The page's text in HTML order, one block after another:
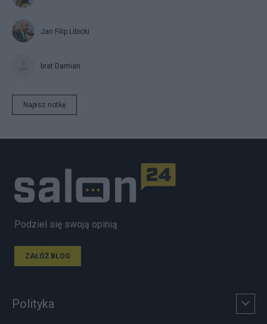
Jan Filip Libicki
brat Damian
Napisz notkę
Podziel się swoją opinią
ZAŁÓŻ BLOG
Polityka